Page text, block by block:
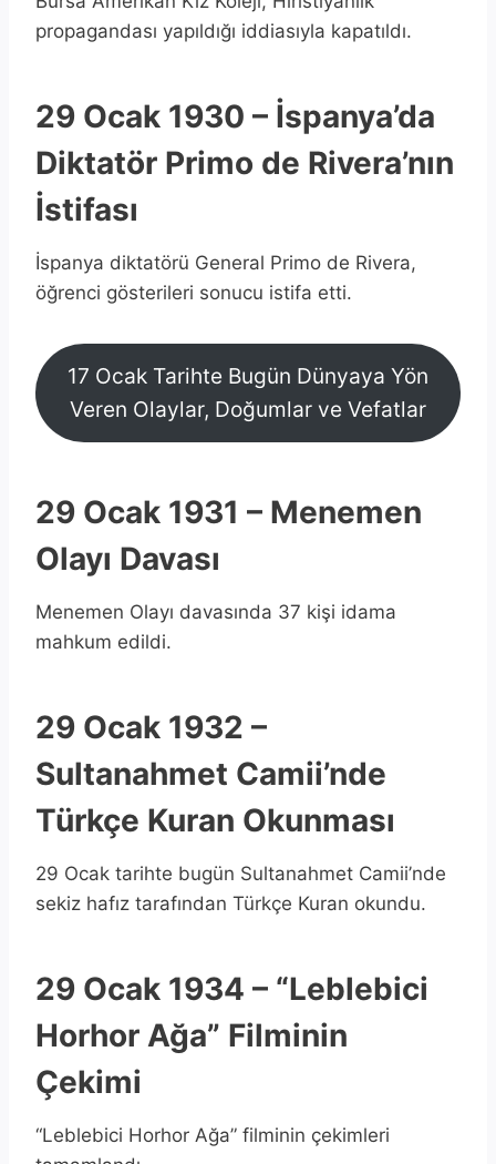
propagandası yapıldığı iddiasıyla kapatıldı.
29 Ocak 1930 – İspanya’da
Diktatör Primo de Rivera’nın
İstifası
İspanya diktatörü General Primo de Rivera,
öğrenci gösterileri sonucu istifa etti.
17 Ocak Tarihte Bugün Dünyaya Yön
Veren Olaylar, Doğumlar ve Vefatlar
29 Ocak 1931 – Menemen
Olayı Davası
Menemen Olayı davasında 37 kişi idama
mahkum edildi.
29 Ocak 1932 –
Sultanahmet Camii’nde
Türkçe Kuran Okunması
29 Ocak tarihte bugün Sultanahmet Camii’nde
sekiz hafız tarafından Türkçe Kuran okundu.
29 Ocak 1934 – “Leblebici
Horhor Ağa” Filminin
Çekimi
“Leblebici Horhor Ağa” filminin çekimleri